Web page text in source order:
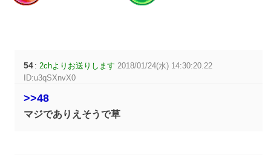
54 :2chよりお送りします 2018/01/24(水) 14:30:20.22
ID:u3qSXnvX0
>>48
マジでありえそうで草